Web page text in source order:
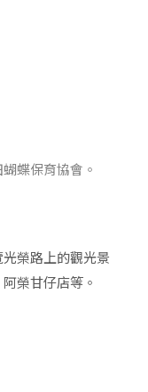
蝶保育協會。
榮路上的觀光景
榮甘仔店等。